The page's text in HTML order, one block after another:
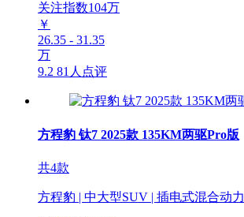
关注指数104万
￥
26.35 - 31.35
万
9.2 81人点评
方程豹 钛7 2025款 135KM两驱Pro版
共4款
方程豹 | 中大型SUV | 插电式混合动力